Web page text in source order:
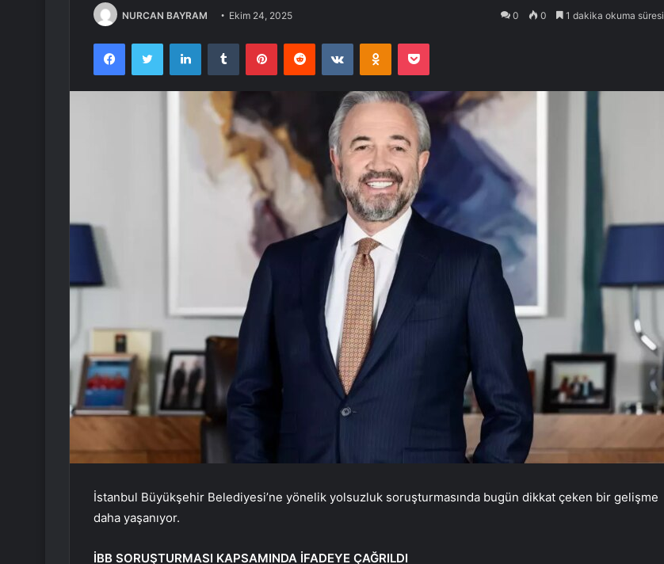
NURCAN BAYRAM Ekim 24, 2025 0 0 1 dakika okuma süresi
FacebookTwitter LinkedInTumblr PinterestReddit VKontakteOdnoklassniki
Pocket
İstanbul Büyükşehir Belediyesi’ne yönelik yolsuzluk soruşturmasında bugün dikkat çeken bir gelişme
daha yaşanıyor.
İBB SORUŞTURMASI KAPSAMINDA İFADEYE ÇAĞRILDI